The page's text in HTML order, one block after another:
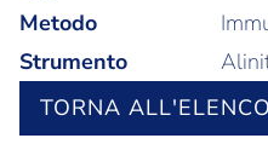
Metodo
Strumento
TORNA ALL'ELENCO